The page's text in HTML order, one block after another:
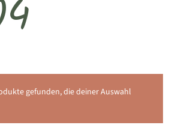
gefunden, die deiner Auswahl